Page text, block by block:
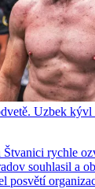
Uzbek kývl
rychle
souhlasil a
posvětí